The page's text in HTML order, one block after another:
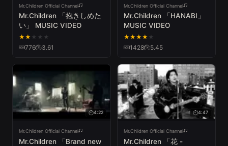
Mr.Children Official Channel
Mr.Children 「抱きしめた
い」 MUSIC VIDEO
★★ ★ ★ ★
776 3.61
Mr.Children Official Channel
Mr.Children 「HANABI」
MUSIC VIDEO
★★★★ ★
1428 5.45
4:22
Mr.Children Official Channel
Mr.Children 「Brand new
4:47
Mr.Children Official Channel
Mr.Children 「花 -